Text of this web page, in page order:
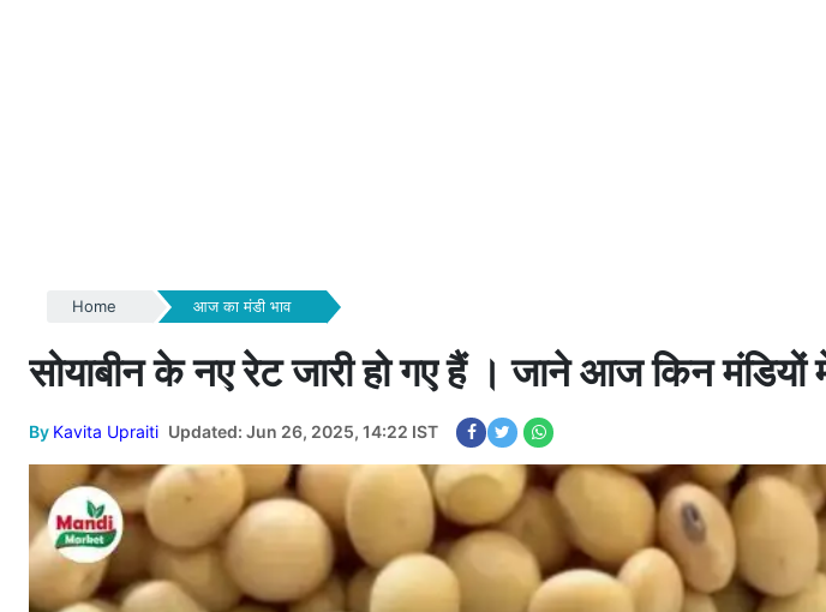
Home आज का मंडी भाव
सोयाबीन के नए रेट जारी हो गए हैं । जाने आज किन मंडियों
By Kavita Upraiti Updated: Jun 26, 2025, 14:22 IST